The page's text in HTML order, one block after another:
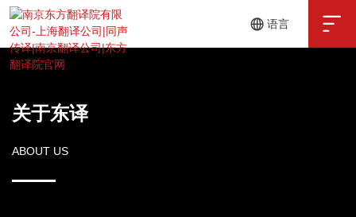
语言 
关于东译
ABOUT US